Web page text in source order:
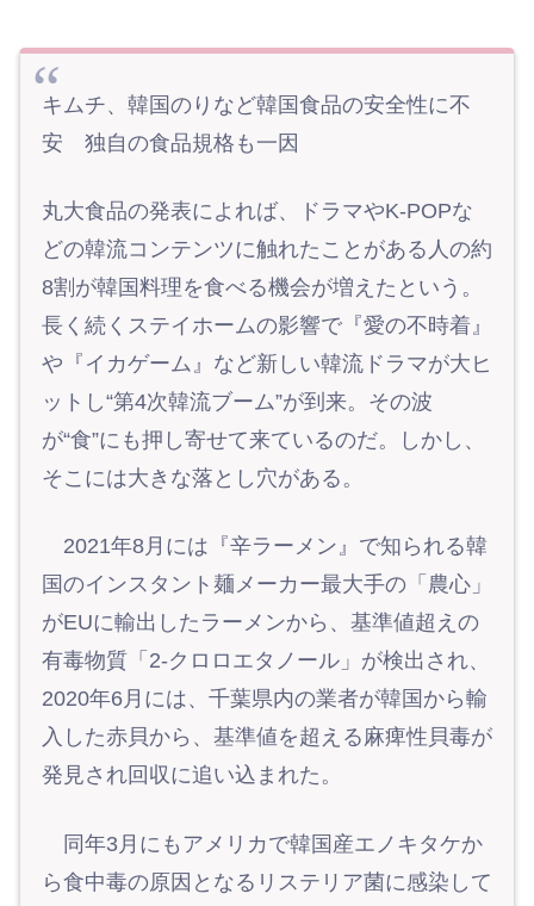
キムチ、韓国のりなど韓国食品の安全性に不
安 独自の食品規格も一因
丸大食品の発表によれば、ドラマやK-POPな
どの韓流コンテンツに触れたことがある人の約
8割が韓国料理を食べる機会が増えたという。
長く続くステイホームの影響で『愛の不時着』
や『イカゲーム』など新しい韓流ドラマが大ヒ
ットし“第4次韓流ブーム”が到来。その波
が“食”にも押し寄せて来ているのだ。しかし、
そこには大きな落とし穴がある。
2021年8月には『辛ラーメン』で知られる韓
国のインスタント麺メーカー最大手の「農心」
がEUに輸出したラーメンから、基準値超えの
有毒物質「2-クロロエタノール」が検出され、
2020年6月には、千葉県内の業者が韓国から輸
入した赤貝から、基準値を超える麻痺性貝毒が
発見され回収に追い込まれた。
同年3月にもアメリカで韓国産エノキタケか
ら食中毒の原因となるリステリア菌に感染して